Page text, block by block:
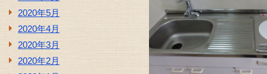
2020年5月
2020年4月
2020年3月
2020年2月